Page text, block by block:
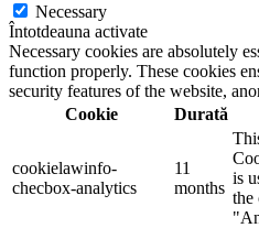
Necessary
Întotdeauna activate
Necessary cookies are absolutely
function properly. These cookies
security features of the website,
Cookie
Durată
cookielawinfo-
checbox-analytics
11
months
is
the